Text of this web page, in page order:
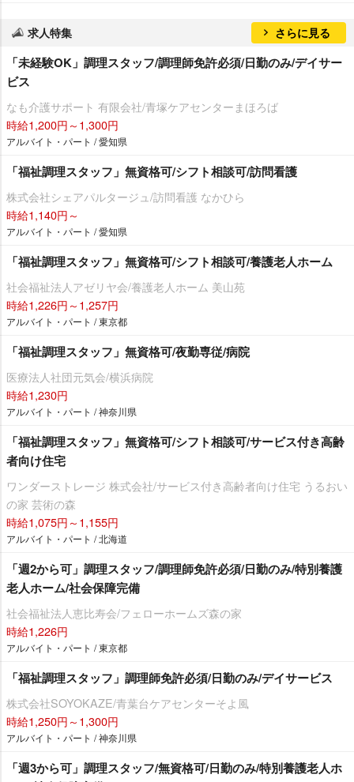
求人特集 さらに見る
「未経験OK」調理スタッフ/調理師免許必須/日勤のみ/デイサー
ビス
なも介護サポート 有限会社/青塚ケアセンターまほろば
時給1,200円～1,300円
アルバイト・パート / 愛知県
「福祉調理スタッフ」無資格可/シフト相談可/訪問看護
株式会社シェアパルタージュ/訪問看護 なかひら
時給1,140円～
アルバイト・パート / 愛知県
「福祉調理スタッフ」無資格可/シフト相談可/養護老人ホーム
社会福祉法人アゼリヤ会/養護老人ホーム 美山苑
時給1,226円～1,257円
アルバイト・パート / 東京都
「福祉調理スタッフ」無資格可/夜勤専従/病院
医療法人社団元気会/横浜病院
時給1,230円
アルバイト・パート / 神奈川県
「福祉調理スタッフ」無資格可/シフト相談可/サービス付き高齢
者向け住宅
ワンダーストレージ 株式会社/サービス付き高齢者向け住宅 うるおい
の家 芸術の森
時給1,075円～1,155円
アルバイト・パート / 北海道
「週2から可」調理スタッフ/調理師免許必須/日勤のみ/特別養護
老人ホーム/社会保障完備
社会福祉法人恵比寿会/フェローホームズ森の家
時給1,226円
アルバイト・パート / 東京都
「福祉調理スタッフ」調理師免許必須/日勤のみ/デイサービス
株式会社SOYOKAZE/青葉台ケアセンターそよ風
時給1,250円～1,300円
アルバイト・パート / 神奈川県
「週3から可」調理スタッフ/無資格可/日勤のみ/特別養護老人ホ